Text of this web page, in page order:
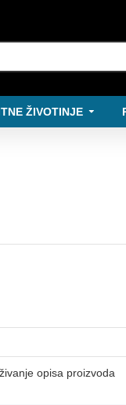
ŽIVOTINJE
opisa proizvoda